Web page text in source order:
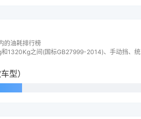
的油耗排行榜
1320Kg之间(国标GB27999-2014)、手动挡、统
型）